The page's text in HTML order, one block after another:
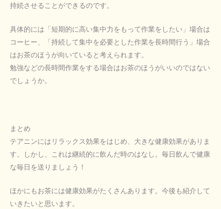
持続させることができるのです。
具体的には「短期的に高い集中力をもって作業をしたい」場合は
コーヒー、「持続して集中を必要とした作業を長時間行う」場合
はお茶のほうが向いていると考えられます。
勉強などの長時間作業をする場合はお茶のほうがいいのではない
でしょうか。
まとめ
テアニンにはリラックス効果をはじめ、大きな健康効果がありま
す。しかし、これは継続的に飲んだ時のはなし。毎日飲んで健康
な毎日を送りましょう！
ほかにもお茶には健康効果がたくさんあります。今後も紹介して
いきたいと思います。